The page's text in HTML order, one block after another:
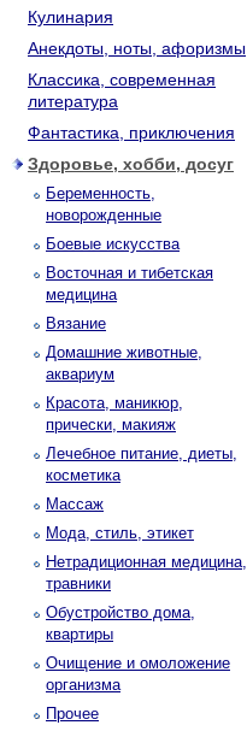
Кулинария
Анекдоты, ноты, афоризмы
Классика, современная
литература
Фантастика, приключения
Здоровье, хобби, досуг
Беременность,
новорожденные
Боевые искусства
Восточная и тибетская
медицина
Вязание
Домашние животные,
аквариум
Красота, маникюр,
прически, макияж
Лечебное питание, диеты,
косметика
Массаж
Мода, стиль, этикет
Нетрадиционная медицина,
травники
Обустройство дома,
квартиры
Очищение и омоложение
организма
Прочее